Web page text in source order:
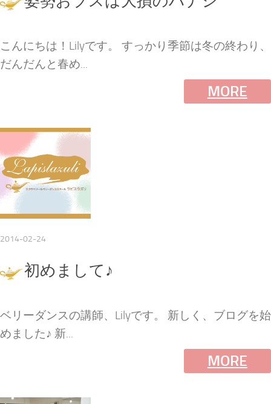
こんにちは！Lilyです。 すっかり季節は冬の終わり、
だんだんと春め...
MORE
2014-02-24
初めまして♪
ベリーダンスの講師、Lilyです。 新しく、ブログを始
めました♪ 新...
MORE